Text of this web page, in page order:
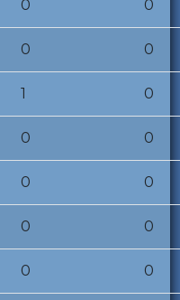
0 0
0 0
1 0
0 0
0 0
0 0
0 0